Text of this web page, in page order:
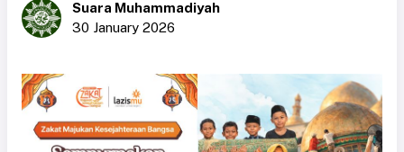
Suara Muhammadiyah
30 January 2026